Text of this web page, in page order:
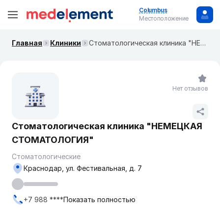
Columbus
Местоположение
Главная Клиники Стоматологическая клиника "НЕМЕЦКАЯ СТОМАТОЛОГИЯ"
Стоматологическая клиника "НЕМЕЦКАЯ
СТОМАТОЛОГИЯ"
Стоматологические
Краснодар, ул. Фестивальная, д. 7
+7 988 ****Показать полностью
Нет отзывов